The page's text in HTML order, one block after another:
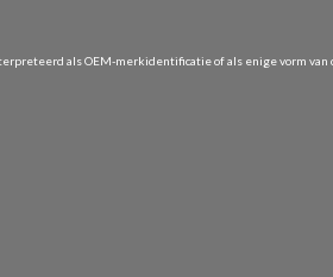
als OEM-merkidentificatie of als enige vorm van